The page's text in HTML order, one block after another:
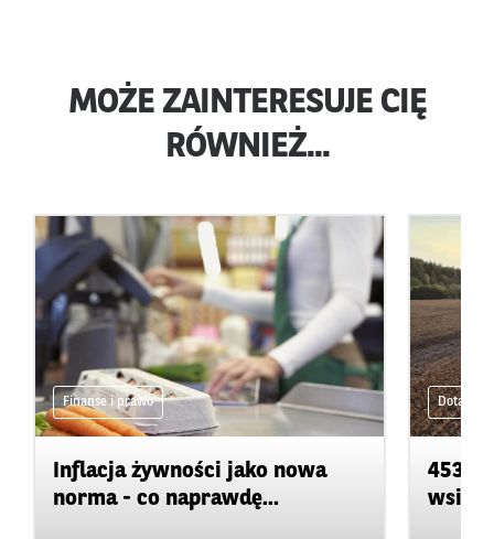
MOŻE ZAINTERESUJE CIĘ
RÓWNIEŻ...
Finanse i prawo
Inflacja żywności jako nowa
norma - co naprawdę...
Dotacje
453
wsi.